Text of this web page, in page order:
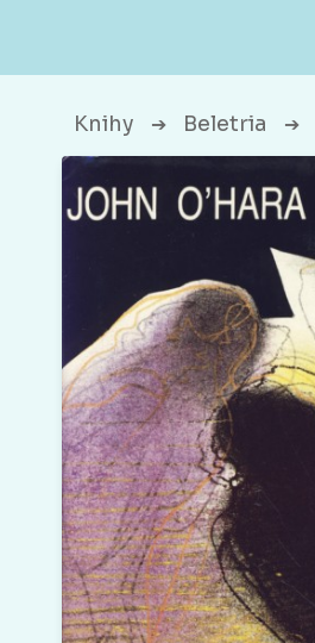
Knihy ➔ Beletria ➔